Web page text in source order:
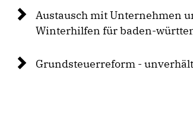
Austausch mit Unternehmen
Winterhilfen für baden-
Grundsteuerreform -